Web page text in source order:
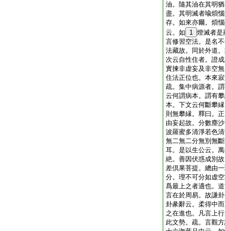
油。隨其油在其明
盡。其明滅者喩煩
存。如來亦爾。煩
云。如
1 燈滅者是
言修習空法。是名
法藏故。同於外道
次云自性住者。證
實揀非虚妄及非空
住法正位也。本來
疏。集中病源者。
云何謂病本。謂有
本。下文云何斷攀
則無攀縁。釋曰。
由妄起故。分數塵
波羅蜜多清淨若色
無二無二分無別無
耳。是以生公云。
絶。善因伏惑成別
差倶果菩提。總由
分。理不可分如虚
爲最上之者適也。
言在於周易。故謙
卦彖辭云。柔得中
之在進也。凡言上
此文勢。疏。言觀